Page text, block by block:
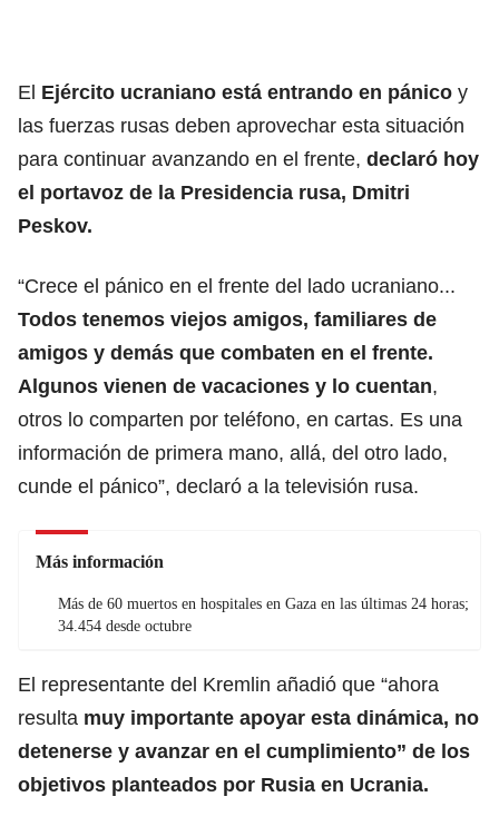
El Ejército ucraniano está entrando en pánico y
las fuerzas rusas deben aprovechar esta situación
para continuar avanzando en el frente, declaró hoy
el portavoz de la Presidencia rusa, Dmitri
Peskov.
“Crece el pánico en el frente del lado ucraniano...
Todos tenemos viejos amigos, familiares de
amigos y demás que combaten en el frente.
Algunos vienen de vacaciones y lo cuentan,
otros lo comparten por teléfono, en cartas. Es una
información de primera mano, allá, del otro lado,
cunde el pánico”, declaró a la televisión rusa.
Más información
Más de 60 muertos en hospitales en Gaza en las últimas 24 horas;
34.454 desde octubre
El representante del Kremlin añadió que “ahora
resulta muy importante apoyar esta dinámica, no
detenerse y avanzar en el cumplimiento” de los
objetivos planteados por Rusia en Ucrania.